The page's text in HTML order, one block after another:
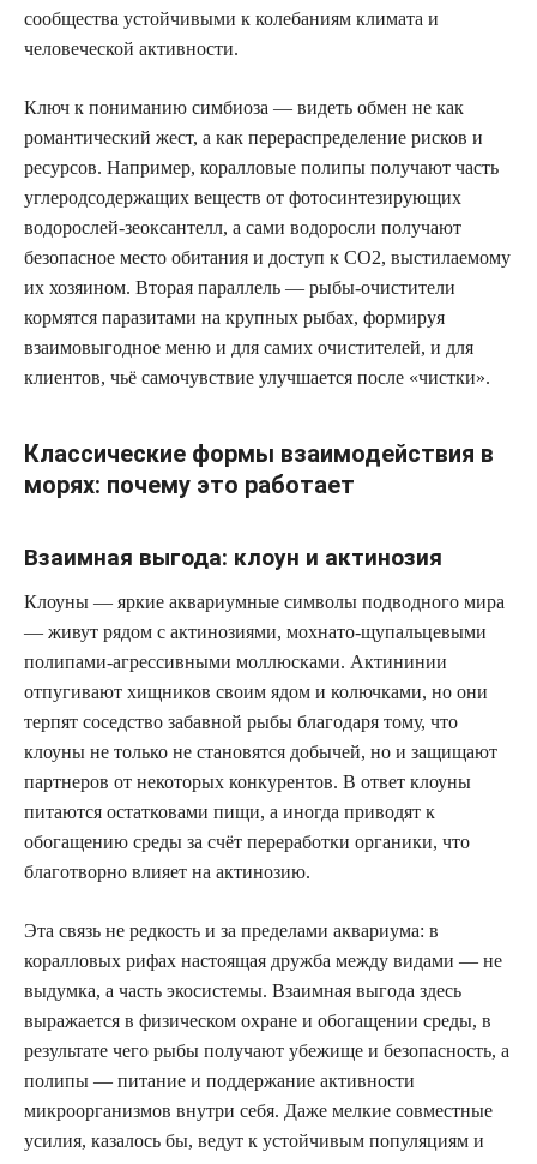
сообщества устойчивыми к колебаниям климата и
человеческой активности.
Ключ к пониманию симбиоза — видеть обмен не как
романтический жест, а как перераспределение рисков и
ресурсов. Например, коралловые полипы получают часть
углеродсодержащих веществ от фотосинтезирующих
водорослей-зеоксантелл, а сами водоросли получают
безопасное место обитания и доступ к CO2, выстилаемому
их хозяином. Вторая параллель — рыбы-очистители
кормятся паразитами на крупных рыбах, формируя
взаимовыгодное меню и для самих очистителей, и для
клиентов, чьё самочувствие улучшается после «чистки».
Классические формы взаимодействия в
морях: почему это работает
Взаимная выгода: клоун и актинозия
Клоуны — яркие аквариумные символы подводного мира
— живут рядом с актинозиями, мохнато-щупальцевыми
полипами-агрессивными моллюсками. Актининии
отпугивают хищников своим ядом и колючками, но они
терпят соседство забавной рыбы благодаря тому, что
клоуны не только не становятся добычей, но и защищают
партнеров от некоторых конкурентов. В ответ клоуны
питаются остатковами пищи, а иногда приводят к
обогащению среды за счёт переработки органики, что
благотворно влияет на актинозию.
Эта связь не редкость и за пределами аквариума: в
коралловых рифах настоящая дружба между видами — не
выдумка, а часть экосистемы. Взаимная выгода здесь
выражается в физическом охране и обогащении среды, в
результате чего рыбы получают убежище и безопасность, а
полипы — питание и поддержание активности
микроорганизмов внутри себя. Даже мелкие совместные
усилия, казалось бы, ведут к устойчивым популяциям и